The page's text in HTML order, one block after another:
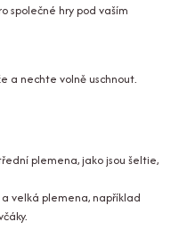
společné hry pod vaším
a nechte volně uschnout.
plemena, jako jsou šeltie,
velká plemena, například